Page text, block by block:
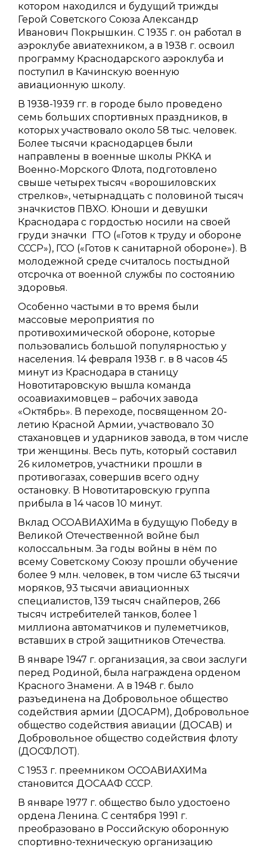
котором находился и будущий трижды
Герой Советского Союза Александр
Иванович Покрышкин. С 1935 г. он работал в
аэроклубе авиатехником, а в 1938 г. освоил
программу Краснодарского аэроклуба и
поступил в Качинскую военную
авиационную школу.
В 1938-1939 гг. в городе было проведено
семь больших спортивных праздников, в
которых участвовало около 58 тыс. человек.
Более тысячи краснодарцев были
направлены в военные школы РККА и
Военно-Морского Флота, подготовлено
свыше четырех тысяч «ворошиловских
стрелков», четырнадцать с половиной тысяч
значкистов ПВХО. Юноши и девушки
Краснодара с гордостью носили на своей
груди значки ГТО («Готов к труду и обороне
СССР»), ГСО («Готов к санитарной обороне»). В
молодежной среде считалось постыдной
отсрочка от военной службы по состоянию
здоровья.
Особенно частыми в то время были
массовые мероприятия по
противохимической обороне, которые
пользовались большой популярностью у
населения. 14 февраля 1938 г. в 8 часов 45
минут из Краснодара в станицу
Новотитаровскую вышла команда
осоавиахимовцев – рабочих завода
«Октябрь». В переходе, посвященном 20-
летию Красной Армии, участвовало 30
стахановцев и ударников завода, в том числе
три женщины. Весь путь, который составил
26 километров, участники прошли в
противогазах, совершив всего одну
остановку. В Новотитаровскую группа
прибыла в 14 часов 10 минут.
Вклад ОСОАВИАХИМа в будущую Победу в
Великой Отечественной войне был
колоссальным. За годы войны в нём по
всему Советскому Союзу прошли обучение
более 9 млн. человек, в том числе 63 тысячи
моряков, 93 тысячи авиационных
специалистов, 139 тысяч снайперов, 266
тысяч истребителей танков, более 1
миллиона автоматчиков и пулеметчиков,
вставших в строй защитников Отечества.
В январе 1947 г. организация, за свои заслуги
перед Родиной, была награждена орденом
Красного Знамени. А в 1948 г. было
разъединена на Добровольное общество
содействия армии (ДОСАРМ), Добровольное
общество содействия авиации (ДОСАВ) и
Добровольное общество содействия флоту
(ДОСФЛОТ).
С 1953 г. преемником ОСОАВИАХИМа
становится ДОСААФ СССР.
В январе 1977 г. общество было удостоено
ордена Ленина. С сентября 1991 г.
преобразовано в Российскую оборонную
спортивно-техническую организацию